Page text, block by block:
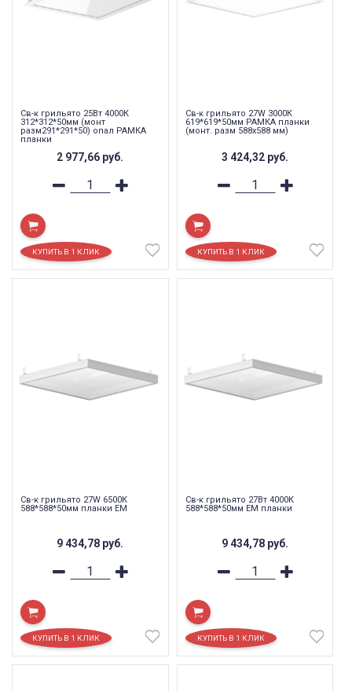
Св-к грильято 25Вт 4000К
312*312*50мм (монт
разм291*291*50) опал РАМКА
планки
2 977,66 руб.
Св-к грильято 27W 3000К
619*619*50мм РАМКА планки
(монт. разм 588х588 мм)
3 424,32 руб.
Св-к грильято 27W 6500К
588*588*50мм планки EM
9 434,78 руб.
Св-к грильято 27Вт 4000К
588*588*50мм EM планки
9 434,78 руб.